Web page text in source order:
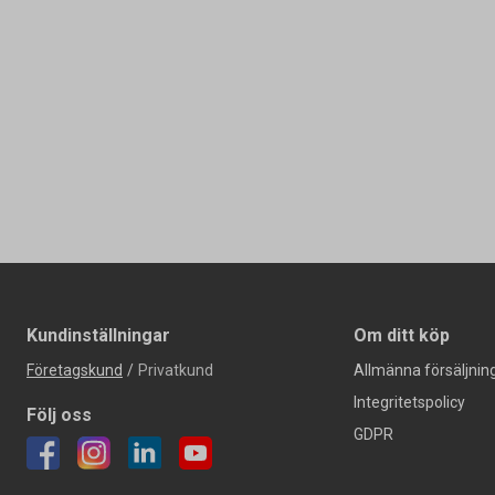
Kundinställningar
Företagskund / Privatkund
Följ oss
Om ditt köp
Allmänna
Integritetspolicy
GDPR